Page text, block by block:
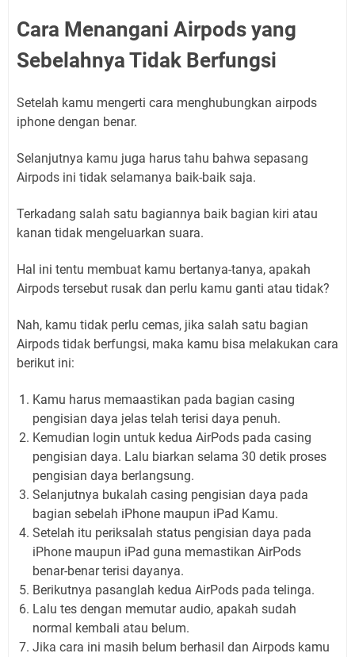
Cara Menangani Airpods yang
Sebelahnya Tidak Berfungsi
Setelah kamu mengerti cara menghubungkan airpods
iphone dengan benar.
Selanjutnya kamu juga harus tahu bahwa sepasang
Airpods ini tidak selamanya baik-baik saja.
Terkadang salah satu bagiannya baik bagian kiri atau
kanan tidak mengeluarkan suara.
Hal ini tentu membuat kamu bertanya-tanya, apakah
Airpods tersebut rusak dan perlu kamu ganti atau tidak?
Nah, kamu tidak perlu cemas, jika salah satu bagian
Airpods tidak berfungsi, maka kamu bisa melakukan cara
berikut ini:
Kamu harus memaastikan pada bagian casing
pengisian daya jelas telah terisi daya penuh.
Kemudian login untuk kedua AirPods pada casing
pengisian daya. Lalu biarkan selama 30 detik proses
pengisian daya berlangsung.
Selanjutnya bukalah casing pengisian daya pada
bagian sebelah iPhone maupun iPad Kamu.
Setelah itu periksalah status pengisian daya pada
iPhone maupun iPad guna memastikan AirPods
benar-benar terisi dayanya.
Berikutnya pasanglah kedua AirPods pada telinga.
Lalu tes dengan memutar audio, apakah sudah
normal kembali atau belum.
Jika cara ini masih belum berhasil dan Airpods kamu